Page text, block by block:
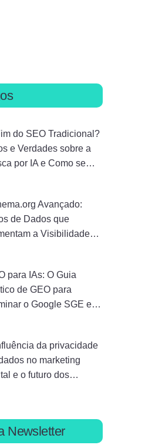
do SEO Tradicional?
e Verdades sobre a
por IA e Como se
Avançado:
de Dados que
a Visibilidade
para IAs: O Guia
de GEO para
o Google SGE em
da privacidade
no marketing
e o futuro dos
Newsletter